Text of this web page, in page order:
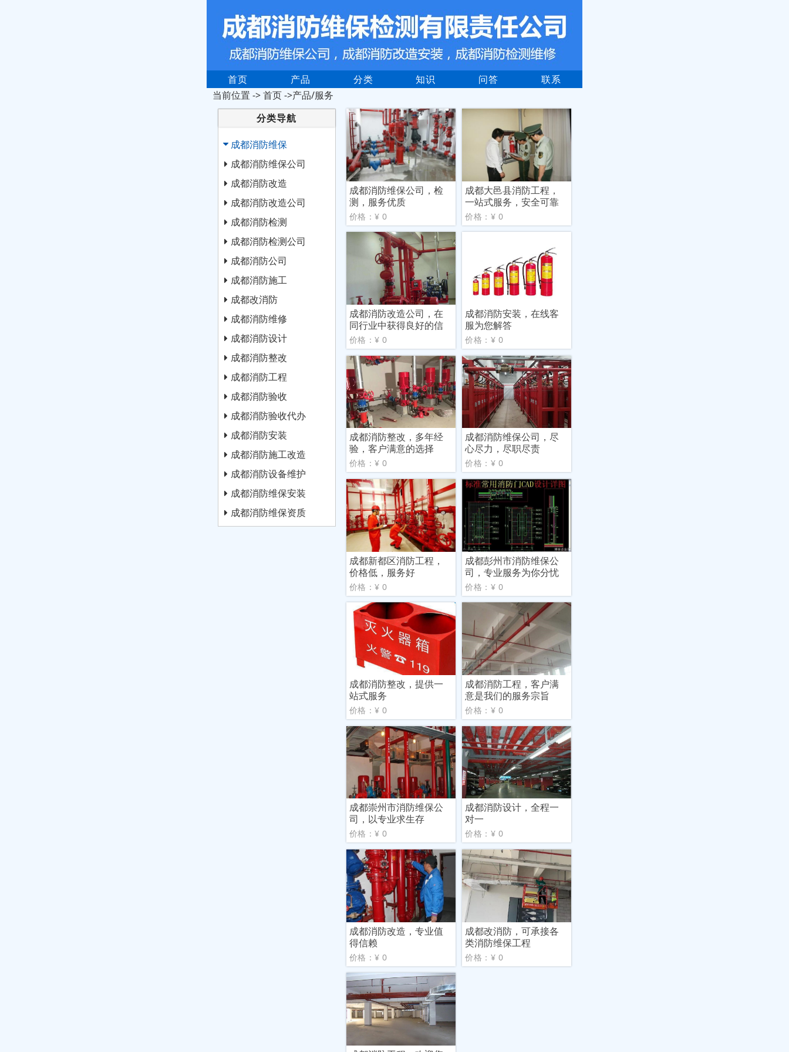
首页 产品 分类 知识 问答
联系
当前位置 ->首页->产品/服务
分类导航
成都消防维保
成都消防维保公司
成都消防改造
成都消防改造公司
成都消防检测
成都消防检测公司
成都消防公司
成都消防施工
成都改消防
成都消防维修
成都消防设计
成都消防整改
成都消防工程
成都消防验收
成都消防验收代办
成都消防安装
成都消防施工改造
成都消防设备维护
成都消防维保安装
成都消防维保资质
成都消防维保公司，检
测，服务优质
价格：¥ 0
成都大邑县消防工程，
一站式服务，安全可靠
价格：¥ 0
成都消防改造公司，在
同行业中获得良好的信
誉
价格：¥ 0
成都消防安装，在线客
服为您解答
价格：¥ 0
成都消防整改，多年经
验，客户满意的选择
价格：¥ 0
成都消防维保公司，尽
心尽力，尽职尽责
价格：¥ 0
成都新都区消防工程，
价格低，服务好
价格：¥ 0
成都彭州市消防维保公
司，专业服务为你分忧
价格：¥ 0
成都消防整改，提供一
站式服务
价格：¥ 0
成都消防工程，客户满
意是我们的服务宗旨
价格：¥ 0
成都崇州市消防维保公
司，以专业求生存
价格：¥ 0
成都消防设计，全程一
对一
价格：¥ 0
成都消防改造，专业值
得信赖
价格：¥ 0
成都改消防，可承接各
类消防维保工程
价格：¥ 0